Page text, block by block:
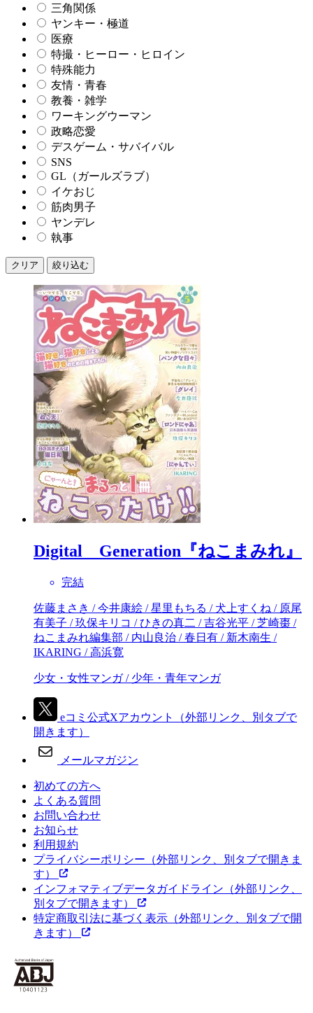
三角関係
ヤンキー・極道
医療
特撮・ヒーロー・ヒロイン
特殊能力
友情・青春
教養・雑学
ワーキングウーマン
政略恋愛
デスゲーム・サバイバル
SNS
GL（ガールズラブ）
イケおじ
筋肉男子
ヤンデレ
執事
クリア 絞り込む
Digital Generation『ねこまみれ』
完結
佐藤まさき / 今井康絵 / 星里もちる / 犬上すくね / 原尾
有美子 / 玖保キリコ / ひきの真二 / 吉谷光平 / 芝崎棗 /
ねこまみれ編集部 / 内山良治 / 春日有 / 新木南生 /
IKARING / 高浜寛
少女・女性マンガ / 少年・青年マンガ
eコミ公式Xアカウント
（外部リンク、別タブで
開きます）
メールマガジン
初めての方へ
よくある質問
お問い合わせ
お知らせ
利用規約
プライバシーポリシー （外部リンク、別タブで開きま
す）
インフォマティブデータガイドライン （外部リンク、
別タブで開きます）
特定商取引法に基づく表示 （外部リンク、別タブで開
きます）